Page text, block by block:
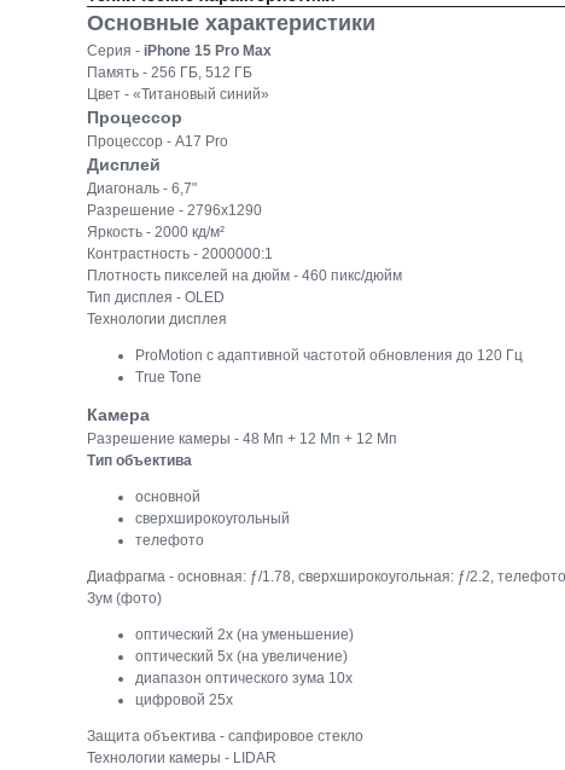
Основные характеристики
Серия - iPhone 15 Pro Max
Память - 256 ГБ, 512 ГБ
Цвет - «Титановый синий»
Процессор
Процессор - A17 Pro
Дисплей
Диагональ - 6,7"
Разрешение - 2796x1290
Яркость - 2000 кд/м²
Контрастность - 2000000:1
Плотность пикселей на дюйм - 460 пикс/дюйм
Тип дисплея - OLED
Технологии дисплея
ProMotion с адаптивной частотой обновления до 120 Гц
True Tone
Камера
Разрешение камеры - 48 Мп + 12 Мп + 12 Мп
Тип объектива
основной
сверхширокоугольный
телефото
Диафрагма - основная: ƒ/1.78, сверхшироко­угольная: ƒ/2.2,
Зум (фото)
оптический 2x (на уменьшение)
оптический 5x (на увеличение)
диапазон оптического зума 10x
цифровой 25x
Защита объектива - сапфировое стекло
Технологии камеры - LIDAR